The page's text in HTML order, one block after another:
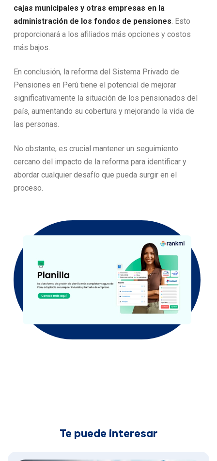
cajas municipales y otras empresas en la
administración de los fondos de pensiones . Esto
proporcionará a los afiliados más opciones y costos
más bajos.
En conclusión, la reforma del Sistema Privado de
Pensiones en Perú tiene el potencial de mejorar
significativamente la situación de los pensionados del
país, aumentando su cobertura y mejorando la vida de
las personas.
No obstante, es crucial mantener un seguimiento
cercano del impacto de la reforma para identificar y
abordar cualquier desafío que pueda surgir en el
proceso.
Te puede interesar